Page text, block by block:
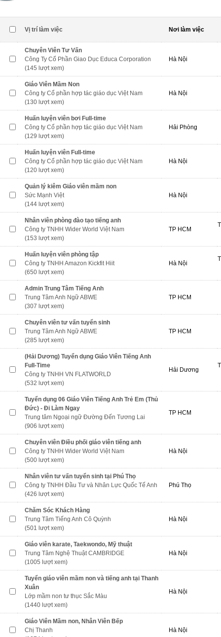
Vị trí làm việc Nơi làm việc
Chuyên Viên Tư Vấn
Công Ty Cổ Phần Giao Dục Educa Corporation
(145 lượt xem)
Hà Nội
Giáo Viên Mầm Non
Công ty Cổ phần hợp tác giáo dục Việt Nam
(130 lượt xem)
Hà Nội
Huấn luyện viên bơi Full-time
Công ty Cổ phần hợp tác giáo dục Việt Nam
(129 lượt xem)
Hải Phòng
Huấn luyện viên Full-time
Công ty Cổ phần hợp tác giáo dục Việt Nam
(120 lượt xem)
Hà Nội
Quản lý kiêm Giáo viên mầm non
Sức Mạnh Việt
(144 lượt xem)
Hà Nội
Nhân viên phòng đào tạo tiếng anh
Công ty TNHH Wider World Việt Nam
(153 lượt xem)
TP HCM
Huấn luyện viên phòng tập
Công ty TNHH Amazon Kickfit Hiit
(650 lượt xem)
Hà Nội
Admin Trung Tâm Tiếng Anh
Trung Tâm Anh Ngữ ABWE
(307 lượt xem)
TP HCM
Chuyên viên tư vấn tuyển sinh
Trung Tâm Anh Ngữ ABWE
(285 lượt xem)
TP HCM
(Hải Dương) Tuyển dụng Giáo Viên Tiếng Anh
Full-Time
Công ty TNHH VN FLATWORLD
(532 lượt xem)
Hải Dương
Tuyển dụng 06 Giáo Viên Tiếng Anh Trẻ Em (Thủ
Đức) - Đi Làm Ngay
Trung tâm Ngoại ngữ Đường Đến Tương Lai
(906 lượt xem)
TP HCM
Chuyên viên Điều phối giáo viên tiếng anh
Công ty TNHH Wider World Việt Nam
(500 lượt xem)
Hà Nội
Nhân viên tư vấn tuyển sinh tại Phú Thọ
Công ty TNHH Đầu Tư và Nhân Lực Quốc Tế Anh
(426 lượt xem)
Phú Thọ
Chăm Sóc Khách Hàng
Trung Tâm Tiếng Anh Cô Quỳnh
(501 lượt xem)
Hà Nội
Giáo viên karate, Taekwondo, Mỹ thuật
Trung Tâm Nghệ Thuật CAMBRIDGE
(1005 lượt xem)
Hà Nội
Tuyển giáo viên mầm non và tiếng anh tại Thanh
Xuân
Lớp mầm non tư thục Sắc Màu
(1440 lượt xem)
Hà Nội
Giáo Viên Mầm non, Nhân Viên Bếp
Chị Thanh
Hà Nội